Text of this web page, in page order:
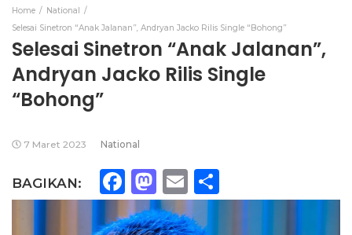
Home
National
Selesai Sinetron “Anak Jalanan”, Andryan Jacko Rilis Single “Bohong”
Selesai Sinetron “Anak Jalanan”,
Andryan Jacko Rilis Single
“Bohong”
7 Maret 2023 National
BAGIKAN: Facebook
Mastodon
Email